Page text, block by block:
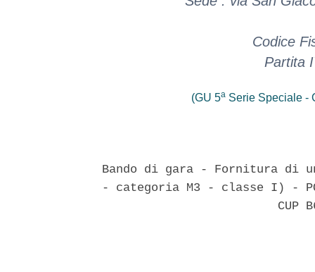
Codice
Partita
(GU 5a Serie Speciale -
Bando di gara - Fornitura di
- categoria M3 - classe I) -
CUP